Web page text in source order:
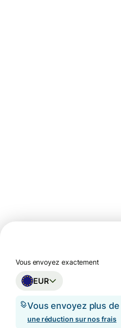
Vous envoyez exactement
EUR
Vous envoyez plus
une réduction sur nos frais